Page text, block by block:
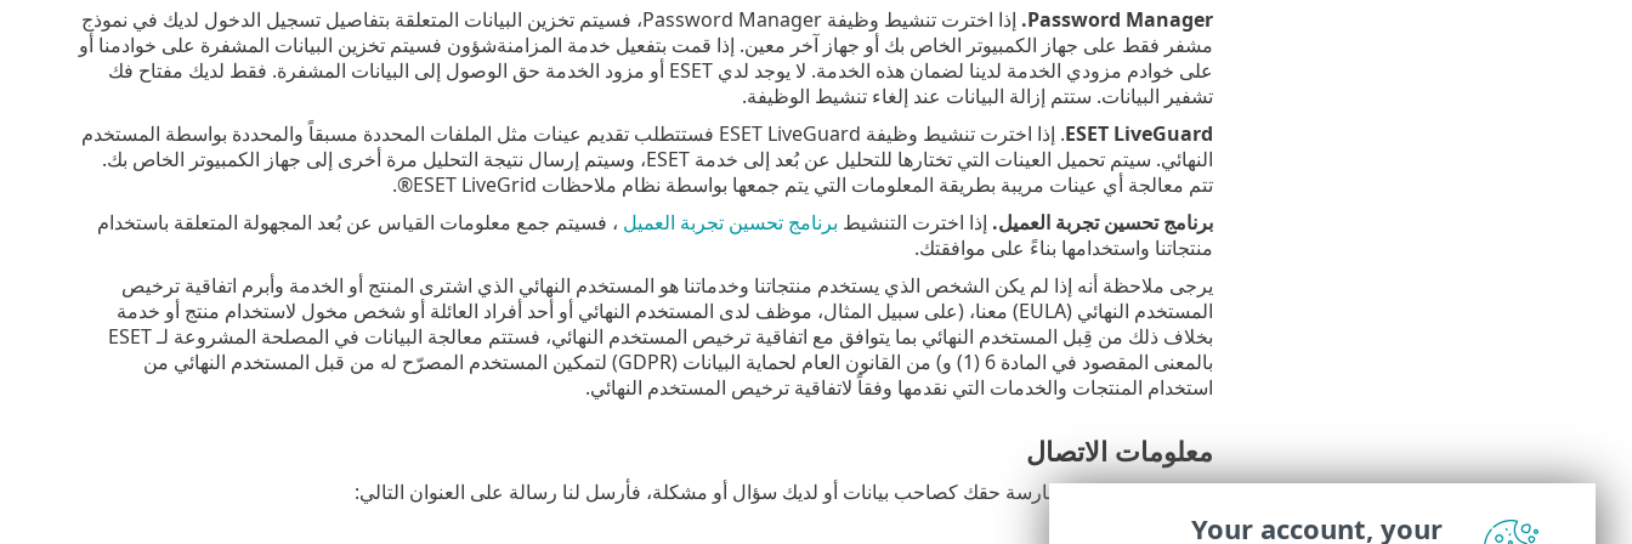
Password Manager.
إذا اخترت تنشيط وظيفة Password Manager، فسيتم تخزين البيانات المتعلقة بتفاصيل تسجيل الدخول لديك في نموذج
مشفر فقط على جهاز الكمبيوتر الخاص بك أو جهاز آخر معين. إذا قمت بتفعيل خدمة المزامنةشؤون فسيتم تخزين البيانات المشفرة على خوادمنا أو
على خوادم مزودي الخدمة لدينا لضمان هذه الخدمة. لا يوجد لدي ESET أو مزود الخدمة حق الوصول إلى البيانات المشفرة. فقط لديك مفتاح فك
تشفير البيانات. ستتم إزالة البيانات عند إلغاء تنشيط الوظيفة.
ESET LiveGuard
. إذا اخترت تنشيط وظيفة ESET LiveGuard فستتطلب تقديم عينات مثل الملفات المحددة مسبقاً والمحددة بواسطة المستخدم
النهائي. سيتم تحميل العينات التي تختارها للتحليل عن بُعد إلى خدمة ESET، وسيتم إرسال نتيجة التحليل مرة أخرى إلى جهاز الكمبيوتر الخاص بك.
تتم معالجة أي عينات مريبة بطريقة المعلومات التي يتم جمعها بواسطة نظام ملاحظات ESET LiveGrid®.
برنامج تحسين تجربة العميل. إذا اخترت التنشيط برنامج تحسين تجربة العميل ، فسيتم جمع معلومات القياس عن بُعد المجهولة المتعلقة باستخدام
منتجاتنا واستخدامها بناءً على موافقتك.
يرجى ملاحظة أنه إذا لم يكن الشخص الذي يستخدم منتجاتنا وخدماتنا هو المستخدم النهائي الذي اشترى المنتج أو الخدمة وأبرم اتفاقية ترخيص
المستخدم النهائي (EULA) معنا، (على سبيل المثال، موظف لدى المستخدم النهائي أو أحد أفراد العائلة أو شخص مخول لاستخدام منتج أو خدمة
بخلاف ذلك من قِبل المستخدم النهائي بما يتوافق مع اتفاقية ترخيص المستخدم النهائي، فستتم معالجة البيانات في المصلحة المشروعة لـ ESET
بالمعنى المقصود في المادة 6 (1) و) من القانون العام لحماية البيانات (GDPR) لتمكين المستخدم المصرّح له من قبل المستخدم النهائي من
استخدام المنتجات والخدمات التي نقدمها وفقاً لاتفاقية ترخيص المستخدم النهائي.
معلومات الاتصال
إذا كنت ترغب في ممارسة حقك كصاحب بيانات أو لديك سؤال أو مشكلة، فأرسل لنا رسالة على العنوان التالي:
ESET, spol. s r.o.Your account, your